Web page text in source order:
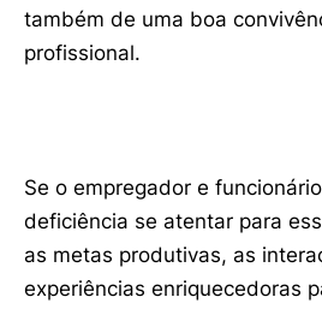
também de uma boa
profissional.
Se o empregador e
deficiência se atentar para
as metas produtivas, as
experiências enriquecedoras